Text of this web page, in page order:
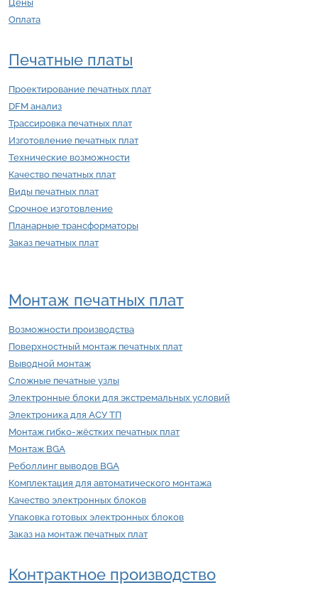
Цены
Оплата
Печатные платы
Проектирование печатных плат
DFM анализ
Трассировка печатных плат
Изготовление печатных плат
Технические возможности
Качество печатных плат
Виды печатных плат
Срочное изготовление
Планарные трансформаторы
Заказ печатных плат
Монтаж печатных плат
Возможности производства
Поверхностный монтаж печатных плат
Выводной монтаж
Сложные печатные узлы
Электронные блоки для экстремальных условий
Электроника для АСУ ТП
Монтаж гибко-жёстких печатных плат
Монтаж BGA
Реболлинг выводов BGA
Комплектация для автоматического монтажа
Качество электронных блоков
Упаковка готовых электронных блоков
Заказ на монтаж печатных плат
Контрактное производство